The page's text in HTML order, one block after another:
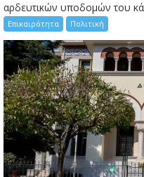
αρδευτικών υποδομών του
Επικαιρότητα Πολιτική